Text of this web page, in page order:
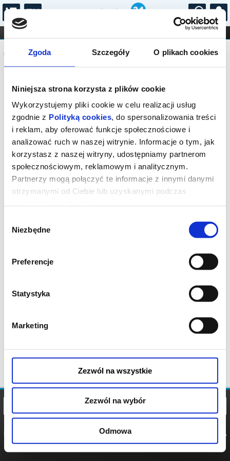
Zgoda Szczegóły O plikach cookies
Niniejsza strona korzysta z plików cookie
Wykorzystujemy pliki cookie w celu realizacji usług
zgodnie z Polityką cookies, do spersonalizowania treści
i reklam, aby oferować funkcje społecznościowe i
analizować ruch w naszej witrynie. Informacje o tym, jak
korzystasz z naszej witryny, udostępniamy partnerom
społecznościowym, reklamowym i analitycznym.
Partnerzy mogą połączyć te informacje z innymi danymi
otrzymanymi od Ciebie lub uzyskanymi podczas
zgody
Niezbędne
Preferencje
Statystyka
Marketing
Zezwól na wszystkie
Zezwól na wybór
Odmowa
...
FILHARMONIA OPERA I BALET
STAND-UP
DLA DZIECI
Komunikat
Sprzedaż biletów on-line na wydarzenie
została zakończona.
POLITYKA
POLITYKA